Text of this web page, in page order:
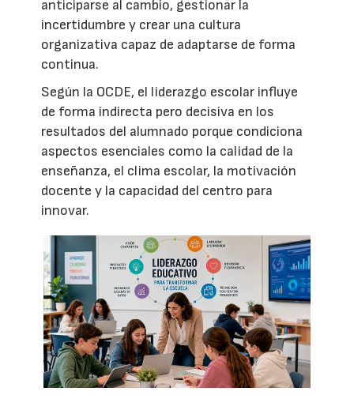
anticiparse al cambio, gestionar la
incertidumbre y crear una cultura
organizativa capaz de adaptarse de forma
continua.
Según la OCDE, el liderazgo escolar influye
de forma indirecta pero decisiva en los
resultados del alumnado porque condiciona
aspectos esenciales como la calidad de la
enseñanza, el clima escolar, la motivación
docente y la capacidad del centro para
innovar.